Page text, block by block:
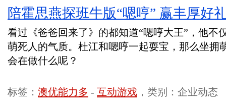
陪霍思燕探班牛版“嗯哼” 赢丰厚好
看过《爸爸回来了》的都知道“嗯哼大王”，他不
萌死人的气质。杜江和嗯哼一起耍宝，那么坐拥
会在做什么呢？
标签： 澳优能力多 - 互动游戏 ，类别：企业动态